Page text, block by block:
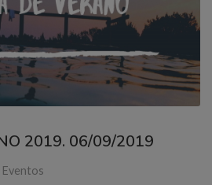
2019. 06/09/2019
Eventos